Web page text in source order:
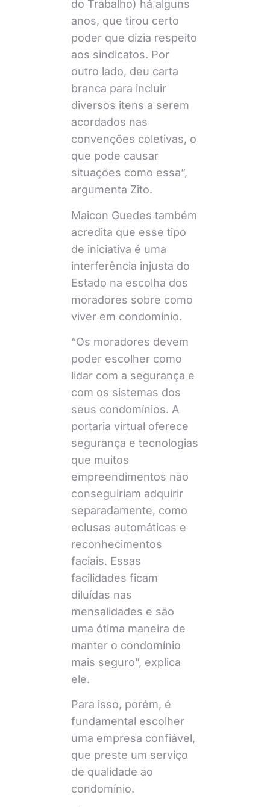
do Trabalho) há alguns
anos, que tirou certo
poder que dizia respeito
aos sindicatos. Por
outro lado, deu carta
branca para incluir
diversos itens a serem
acordados nas
convenções coletivas, o
que pode causar
situações como essa”,
argumenta Zito.
Maicon Guedes também
acredita que esse tipo
de iniciativa é uma
interferência injusta do
Estado na escolha dos
moradores sobre como
viver em condomínio.
“Os moradores devem
poder escolher como
lidar com a segurança e
com os sistemas dos
seus condomínios. A
portaria virtual oferece
segurança e tecnologias
que muitos
empreendimentos não
conseguiriam adquirir
separadamente, como
eclusas automáticas e
reconhecimentos
faciais. Essas
facilidades ficam
diluídas nas
mensalidades e são
uma ótima maneira de
manter o condomínio
mais seguro”, explica
ele.
Para isso, porém, é
fundamental escolher
uma empresa confiável,
que preste um serviço
de qualidade ao
condomínio.